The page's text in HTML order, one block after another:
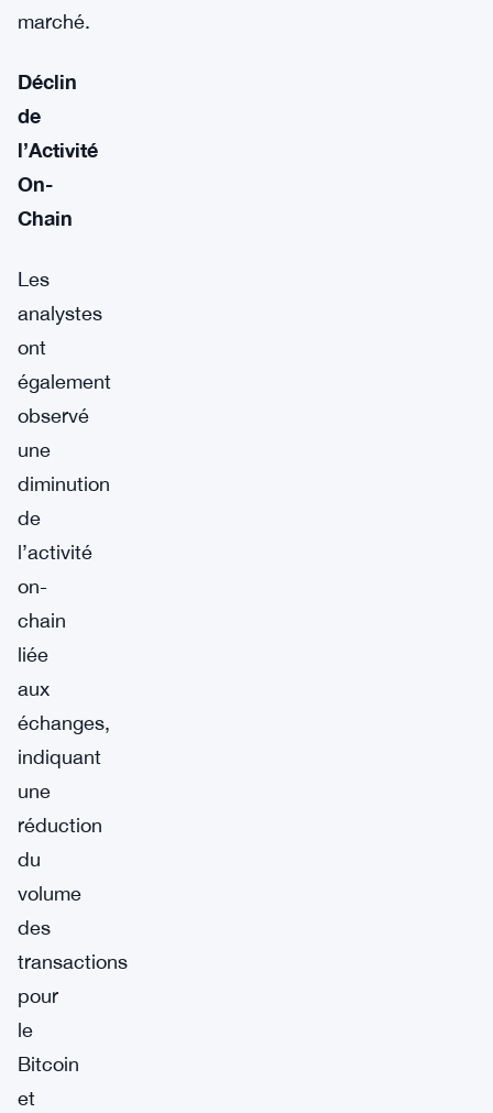
marché.
Déclin
de
l’Activité
On-
Chain
Les
analystes
ont
également
observé
une
diminution
de
l’activité
on-
chain
liée
aux
échanges,
indiquant
une
réduction
du
volume
des
transactions
pour
le
Bitcoin
et